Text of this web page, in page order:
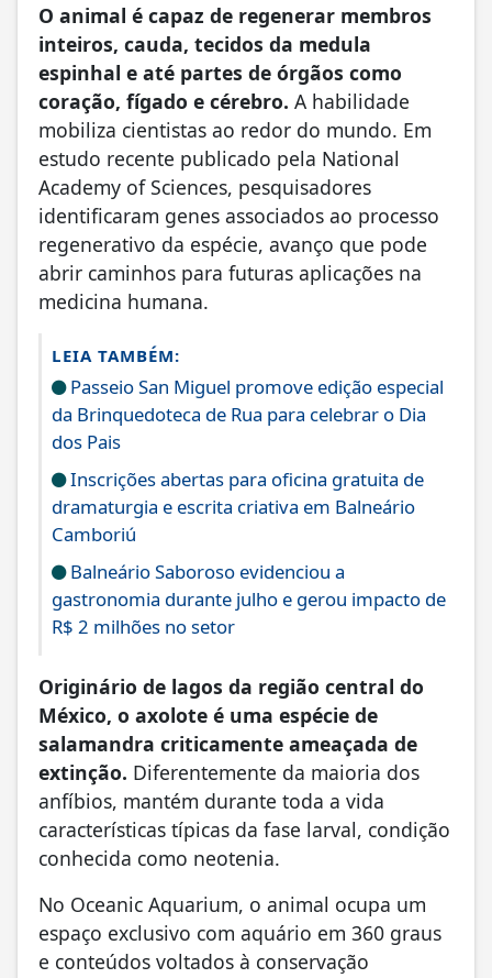
O animal é capaz de regenerar membros
inteiros, cauda, tecidos da medula
espinhal e até partes de órgãos como
coração, fígado e cérebro. A habilidade
mobiliza cientistas ao redor do mundo. Em
estudo recente publicado pela National
Academy of Sciences, pesquisadores
identificaram genes associados ao processo
regenerativo da espécie, avanço que pode
abrir caminhos para futuras aplicações na
medicina humana.
LEIA TAMBÉM:
Passeio San Miguel promove edição especial
da Brinquedoteca de Rua para celebrar o Dia
dos Pais
Inscrições abertas para oficina gratuita de
dramaturgia e escrita criativa em Balneário
Camboriú
Balneário Saboroso evidenciou a
gastronomia durante julho e gerou impacto de
R$ 2 milhões no setor
Originário de lagos da região central do
México, o axolote é uma espécie de
salamandra criticamente ameaçada de
extinção. Diferentemente da maioria dos
anfíbios, mantém durante toda a vida
características típicas da fase larval, condição
conhecida como neotenia.
No Oceanic Aquarium, o animal ocupa um
espaço exclusivo com aquário em 360 graus
e conteúdos voltados à conservação